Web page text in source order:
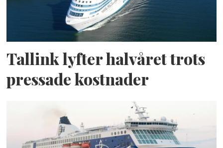
Tallink lyfter halvåret trots
pressade kostnader